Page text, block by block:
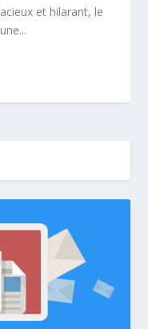
et hilarant, le